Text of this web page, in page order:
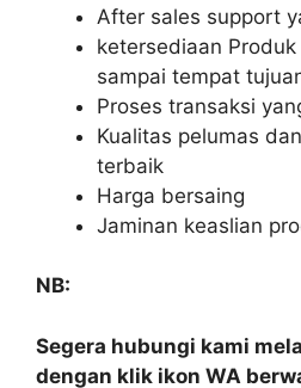
After sales support
ketersediaan
sampai tempat
Proses transaksi
Kualitas pelumas
terbaik
Harga bersaing
Jaminan keaslian
NB:
Segera hubungi kami
dengan klik ikon WA